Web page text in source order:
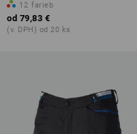
12 farieb
od 79,83 €
(v. DPH) od 20 ks